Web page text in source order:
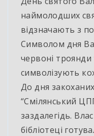
наймолодших
відзначають з
Символом дня
червоні троянди
символізують
До дня
“Смілянський
заздалегідь.
бібліотеці